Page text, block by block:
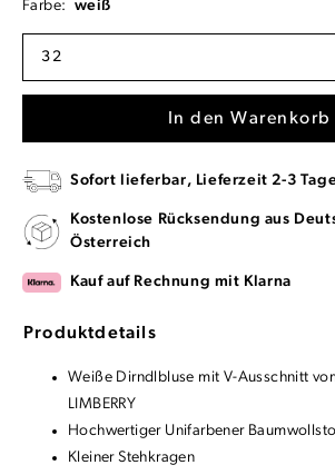
Farbe: weiß
32
In den Warenkorb
Sofort lieferbar, Lieferzeit 2-3
Kostenlose Rücksendung aus
Österreich
Kauf auf Rechnung mit Klarna
Produktdetails
Weiße Dirndlbluse mit V-Ausschnitt
LIMBERRY
Hochwertiger Unifarbener
Kleiner Stehkragen